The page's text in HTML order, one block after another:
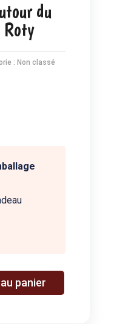
du
: Non classé
panier
A